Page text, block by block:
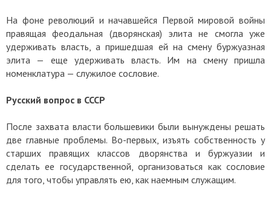
На фоне революций и начавшейся Первой мировой войны
правящая феодальная (дворянская) элита не смогла уже
удерживать власть, а пришедшая ей на смену буржуазная
элита — еще удерживать власть. Им на смену пришла
номенклатура — служилое сословие.
Русский вопрос в СССР
После захвата власти большевики были вынуждены решать
две главные проблемы. Во-первых, изъять собственность у
старших правящих классов дворянства и буржуазии и
сделать ее государственной, организоваться как сословие
для того, чтобы управлять ею, как наемным служащим.